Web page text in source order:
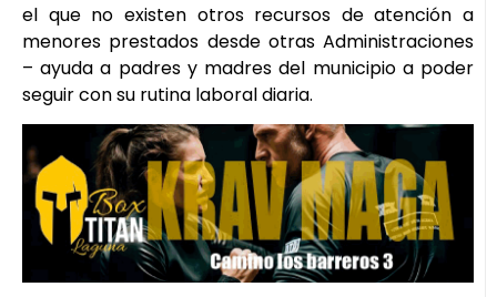
el que no existen otros recursos de atención a
menores prestados desde otras Administraciones
– ayuda a padres y madres del municipio a poder
seguir con su rutina laboral diaria.